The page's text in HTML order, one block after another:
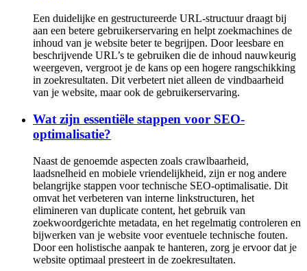
Een duidelijke en gestructureerde URL-structuur draagt bij
aan een betere gebruikerservaring en helpt zoekmachines de
inhoud van je website beter te begrijpen. Door leesbare en
beschrijvende URL’s te gebruiken die de inhoud nauwkeurig
weergeven, vergroot je de kans op een hogere rangschikking
in zoekresultaten. Dit verbetert niet alleen de vindbaarheid
van je website, maar ook de gebruikerservaring.
Wat zijn essentiële stappen voor SEO-
optimalisatie?
Naast de genoemde aspecten zoals crawlbaarheid,
laadsnelheid en mobiele vriendelijkheid, zijn er nog andere
belangrijke stappen voor technische SEO-optimalisatie. Dit
omvat het verbeteren van interne linkstructuren, het
elimineren van duplicate content, het gebruik van
zoekwoordgerichte metadata, en het regelmatig controleren en
bijwerken van je website voor eventuele technische fouten.
Door een holistische aanpak te hanteren, zorg je ervoor dat je
website optimaal presteert in de zoekresultaten.